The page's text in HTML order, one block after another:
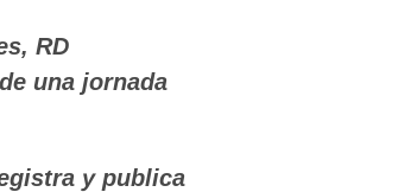
RD
una jornada
y publica